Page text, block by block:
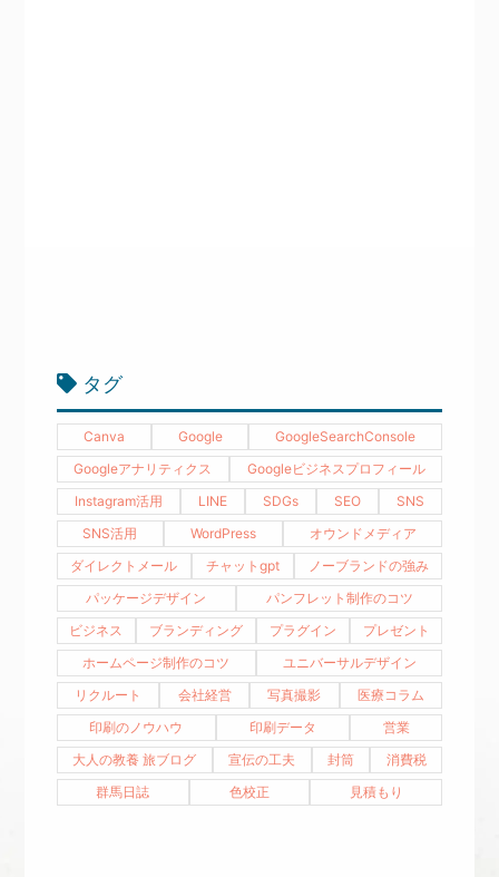
タグ
Canva Google
GoogleSearchConsole
Googleアナリティクス
Googleビジネスプロフィール
Instagram活用
LINE SDGs SEO
SNS
SNS活用
WordPress
オウンドメディア
ダイレクトメール
チャットgpt
ノーブランドの強み
パッケージデザイン
パンフレット制作のコツ
ビジネス
ブランディング プラグイン
プレゼント
ホームページ制作のコツ
ユニバーサルデザイン
リクルート
会社経営 写真撮影
医療コラム
印刷のノウハウ
印刷データ
営業
大人の教養 旅ブログ
宣伝の工夫 封筒
消費税
群馬日誌
色校正 見積もり